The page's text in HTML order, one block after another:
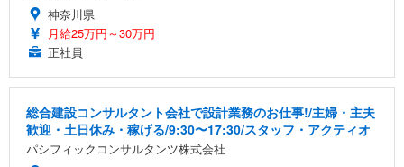
神奈川県
月給25万円～30万円
正社員
総合建設コンサルタント会社で設計業務のお仕事!/主婦・主夫
歓迎・土日休み・稼げる/9:30〜17:30/スタッフ・アクティオ
パシフィックコンサルタンツ株式会社